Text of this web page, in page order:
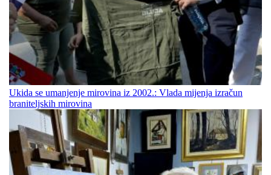
Ukida se umanjenje mirovina iz 2002.: Vlada mijenja izračun
braniteljskih mirovina